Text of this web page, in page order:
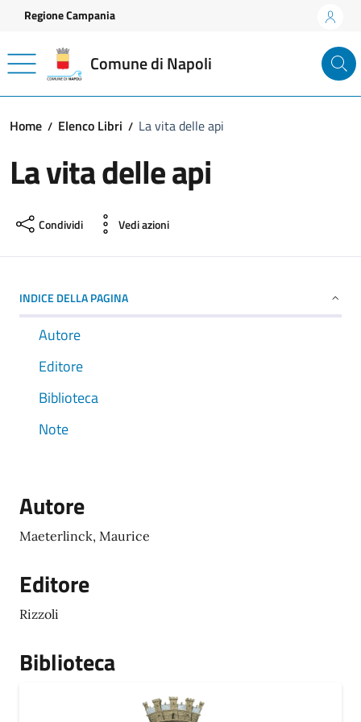
Vai ai contenuti
Vai al footer
Regione Campania
Comune di Napoli
Home Elenco Libri La vita delle api
La vita delle api
Condividi Vedi azioni
INDICE DELLA PAGINA
Autore
Editore
Biblioteca
Note
Autore
Maeterlinck, Maurice
Editore
Rizzoli
Biblioteca